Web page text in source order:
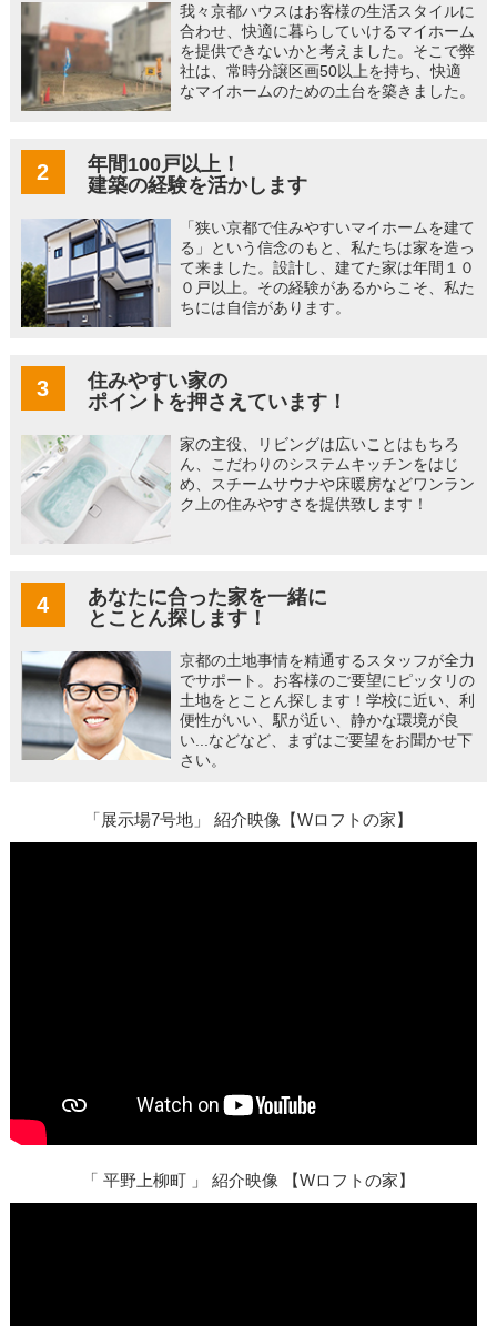
我々京都ハウスはお客様の生活スタイルに
合わせ、快適に暮らしていけるマイホーム
を提供できないかと考えました。そこで弊
社は、常時分譲区画50以上を持ち、快適
なマイホームのための土台を築きました。
2
年間100戸以上！
建築の経験を活かします
「狭い京都で住みやすいマイホームを建て
る」という信念のもと、私たちは家を造っ
て来ました。設計し、建てた家は年間１０
０戸以上。その経験があるからこそ、私た
ちには自信があります。
3
住みやすい家の
ポイントを押さえています！
家の主役、リビングは広いことはもちろ
ん、こだわりのシステムキッチンをはじ
め、スチームサウナや床暖房などワンラン
ク上の住みやすさを提供致します！
4
あなたに合った家を一緒に
とことん探します！
京都の土地事情を精通するスタッフが全力
でサポート。お客様のご要望にピッタリの
土地をとことん探します！学校に近い、利
便性がいい、駅が近い、静かな環境が良
い...などなど、まずはご要望をお聞かせ下
さい。
「展示場7号地」 紹介映像【Wロフトの家】
「 平野上柳町 」 紹介映像 【Wロフトの家】